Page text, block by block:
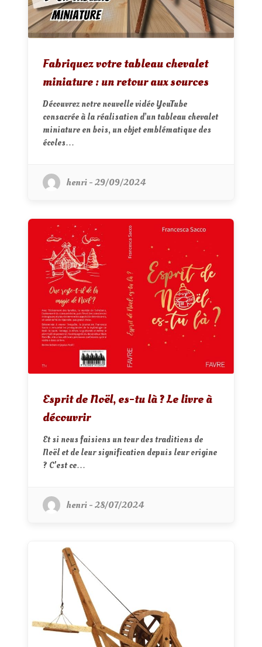
Fabriquez votre tableau chevalet
miniature : un retour aux sources
Découvrez notre nouvelle vidéo YouTube
consacrée à la réalisation d’un tableau chevalet
miniature en bois, un objet emblématique des
écoles…
henri - 29/09/2024
Esprit de Noël, es-tu là ? Le livre à
découvrir
Et si nous faisions un tour des traditions de
Noël et de leur signification depuis leur origine
? C'est ce…
henri - 28/07/2024